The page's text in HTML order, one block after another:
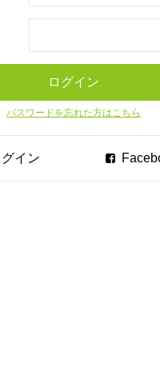
パスワードを忘れた方はこちら